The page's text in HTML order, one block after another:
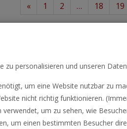
« 1 2 … 18 19
personalisieren und unseren
um eine Website nutzbar zu
nicht richtig funktionieren.
um zu sehen, wie
um einen bestimmten Besucher